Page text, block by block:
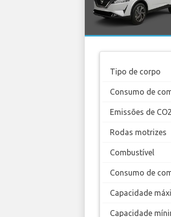
Tipo de corpo
Consumo de
Emissões de CO2
Rodas motrizes
Combustível
Consumo de
Capacidade
Capacidade